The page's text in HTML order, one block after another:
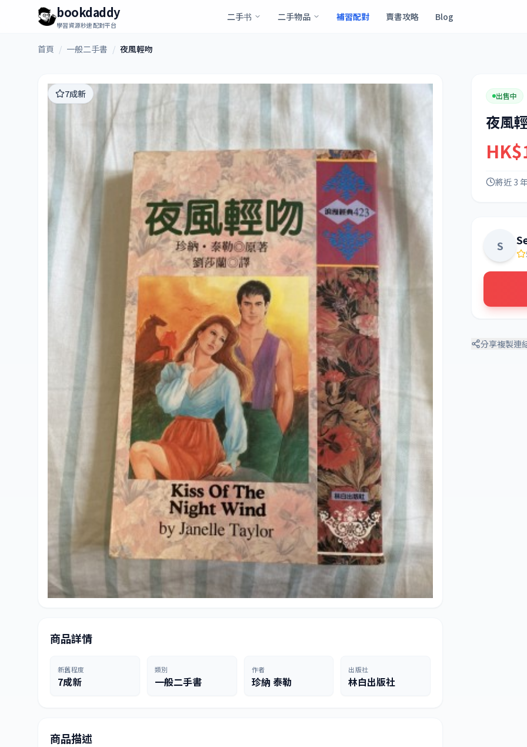
bookdaddy
學習資源秒速配對平台
二手书 二手物品 補習配對 賣書攻略 Blog
首頁 / 一般二手書 / 夜風輕吻
7成新
商品詳情
新舊程度
7成新
類別
一般二手書
作者
珍納 泰勒
出版社
林白出版社
商品描述
出售中
夜風
將近 3
S
分享複製連